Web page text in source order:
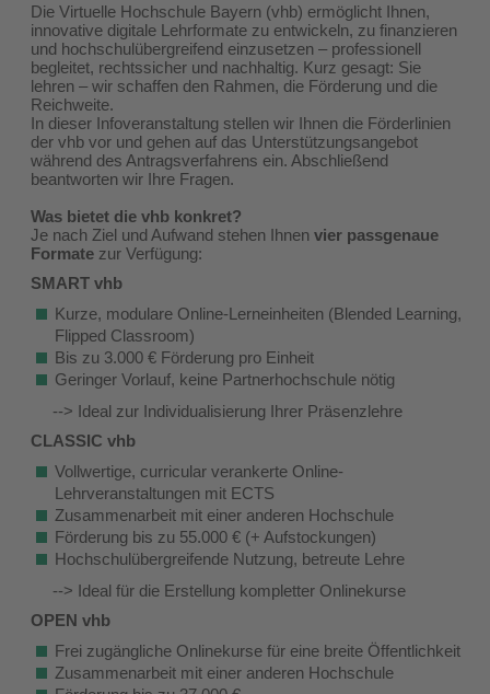
Die Virtuelle Hochschule Bayern (vhb) ermöglicht Ihnen,
innovative digitale Lehrformate zu entwickeln, zu finanzieren
und hochschulübergreifend einzusetzen – professionell
begleitet, rechtssicher und nachhaltig. Kurz gesagt: Sie
lehren – wir schaffen den Rahmen, die Förderung und die
Reichweite.
In dieser Infoveranstaltung stellen wir Ihnen die Förderlinien
der vhb vor und gehen auf das Unterstützungsangebot
während des Antragsverfahrens ein. Abschließend
beantworten wir Ihre Fragen.
Was bietet die vhb konkret?
Je nach Ziel und Aufwand stehen Ihnen vier passgenaue
Formate zur Verfügung:
SMART vhb
Kurze, modulare Online-Lerneinheiten (Blended Learning,
Flipped Classroom)
Bis zu 3.000 € Förderung pro Einheit
Geringer Vorlauf, keine Partnerhochschule nötig
--> Ideal zur Individualisierung Ihrer Präsenzlehre
CLASSIC vhb
Vollwertige, curricular verankerte Online-
Lehrveranstaltungen mit ECTS
Zusammenarbeit mit einer anderen Hochschule
Förderung bis zu 55.000 € (+ Aufstockungen)
Hochschulübergreifende Nutzung, betreute Lehre
--> Ideal für die Erstellung kompletter Onlinekurse
OPEN vhb
Frei zugängliche Onlinekurse für eine breite Öffentlichkeit
Zusammenarbeit mit einer anderen Hochschule